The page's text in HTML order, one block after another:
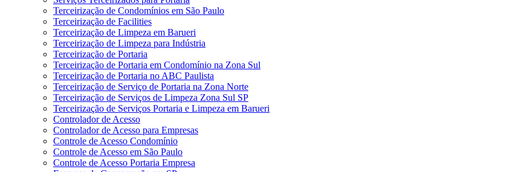
Terceirização de Condomínios em São Paulo
Terceirização de Facilities
Terceirização de Limpeza em Barueri
Terceirização de Limpeza para Indústria
Terceirização de Portaria
Terceirização de Portaria em Condomínio na Zona Sul
Terceirização de Portaria no ABC Paulista
Terceirização de Serviço de Portaria na Zona Norte
Terceirização de Serviços de Limpeza Zona Sul SP
Terceirização de Serviços Portaria e Limpeza em Barueri
Controlador de Acesso
Controlador de Acesso para Empresas
Controle de Acesso Condomínio
Controle de Acesso em São Paulo
Controle de Acesso Portaria Empresa